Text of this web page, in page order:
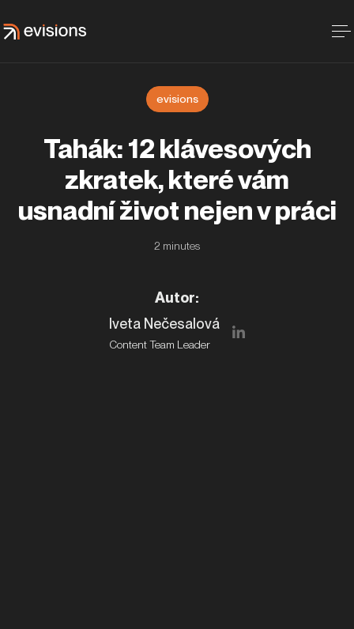
Tahák: 12 klávesových
zkratek, které vám
usnadní život nejen v práci
2 minutes
Autor:
Iveta Nečesalová
Content Team Leader
evisions